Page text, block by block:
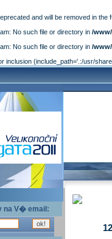
and will be removed in the
No such file or directory in /
No such file or directory in /
inclusion (include_path='.:/usr/
na V� email: